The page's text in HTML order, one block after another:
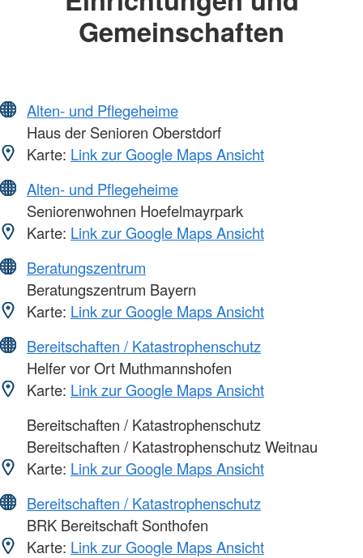
Gemeinschaften
Alten- und Pflegeheime
Haus der Senioren Oberstdorf
Karte: Link zur Google Maps Ansicht
Alten- und Pflegeheime
Seniorenwohnen Hoefelmayrpark
Karte: Link zur Google Maps Ansicht
Beratungszentrum
Beratungszentrum Bayern
Karte: Link zur Google Maps Ansicht
Bereitschaften / Katastrophenschutz
Helfer vor Ort Muthmannshofen
Karte: Link zur Google Maps Ansicht
Bereitschaften / Katastrophenschutz
Bereitschaften / Katastrophenschutz Weitnau
Karte: Link zur Google Maps Ansicht
Bereitschaften / Katastrophenschutz
BRK Bereitschaft Sonthofen
Karte: Link zur Google Maps Ansicht